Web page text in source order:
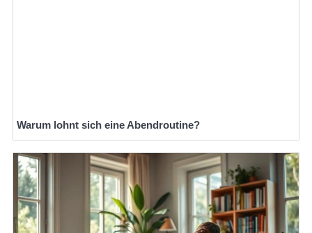
Warum lohnt sich eine Abendroutine?